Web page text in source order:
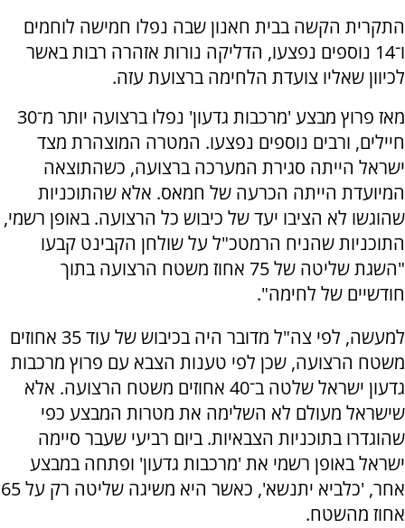
התקרית הקשה בבית חאנון שבה נפלו חמישה לוחמים
ו־14 נוספים נפצעו, הדליקה נורות אזהרה רבות באשר
לכיוון שאליו צועדת הלחימה ברצועת עזה.
מאז פרוץ מבצע 'מרכבות גדעון' נפלו ברצועה יותר מ־30
חיילים, ורבים נוספים נפצעו. המטרה המוצהרת מצד
ישראל הייתה סגירת המערכה ברצועה, כשהתוצאה
המיועדת הייתה הכרעה של חמאס. אלא שהתוכניות
שהוגשו לא הציבו יעד של כיבוש כל הרצועה. באופן רשמי,
התוכניות שהניח הרמטכ"ל על שולחן הקבינט קבעו
"השגת שליטה של 75 אחוז משטח הרצועה בתוך
חודשיים של לחימה".
למעשה, לפי צה"ל מדובר היה בכיבוש של עוד 35 אחוזים
משטח הרצועה, שכן לפי טענות הצבא עם פרוץ מרכבות
גדעון ישראל שלטה ב־40 אחוזים משטח הרצועה. אלא
שישראל מעולם לא השלימה את מטרות המבצע כפי
שהוגדרו בתוכניות הצבאיות. ביום רביעי שעבר סיימה
ישראל באופן רשמי את 'מרכבות גדעון' ופתחה במבצע
אחר, 'כלביא יתנשא', כאשר היא משיגה שליטה רק על 65
אחוז מהשטח.